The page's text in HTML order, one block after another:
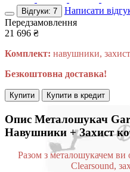
Відгуки: 7
Написати
Передзамовлення
21 696 ₴
Комплект: навушники,
Безкоштовна доставка!
Купити Купити в кредит
Опис Металошукач
Навушники + Захист
Разом з металошукачем
Clearsound,